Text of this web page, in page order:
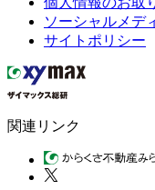
ソーシャルメデ
サイトポリシー
関連リンク